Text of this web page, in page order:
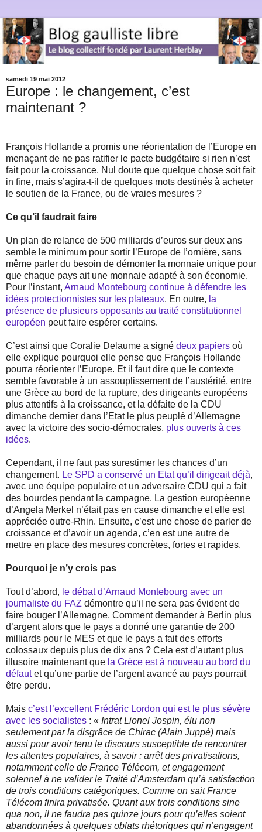
samedi 19 mai 2012
Europe : le changement, c’est
maintenant ?
François Hollande a promis une réorientation de l’Europe en
menaçant de ne pas ratifier le pacte budgétaire si rien n’est
fait pour la croissance. Nul doute que quelque chose soit fait
in fine, mais s’agira-t-il de quelques mots destinés à acheter
le soutien de la France, ou de vraies mesures ?
Ce qu’il faudrait faire
Un plan de relance de 500 milliards d’euros sur deux ans
semble le minimum pour sortir l’Europe de l’ornière, sans
même parler du besoin de démonter la monnaie unique pour
que chaque pays ait une monnaie adapté à son économie.
Pour l’instant, Arnaud Montebourg continue à défendre les
idées protectionnistes sur les plateaux. En outre, la
présence de plusieurs opposants au traité constitutionnel
européen peut faire espérer certains.
C’est ainsi que Coralie Delaume a signé deux papiers où
elle explique pourquoi elle pense que François Hollande
pourra réorienter l’Europe. Et il faut dire que le contexte
semble favorable à un assouplissement de l’austérité, entre
une Grèce au bord de la rupture, des dirigeants européens
plus attentifs à la croissance, et la défaite de la CDU
dimanche dernier dans l’Etat le plus peuplé d’Allemagne
avec la victoire des socio-démocrates, plus ouverts à ces
idées.
Cependant, il ne faut pas surestimer les chances d’un
changement. Le SPD a conservé un Etat qu’il dirigeait déjà,
avec une équipe populaire et un adversaire CDU qui a fait
des bourdes pendant la campagne. La gestion européenne
d’Angela Merkel n’était pas en cause dimanche et elle est
appréciée outre-Rhin. Ensuite, c’est une chose de parler de
croissance et d’avoir un agenda, c’en est une autre de
mettre en place des mesures concrètes, fortes et rapides.
Pourquoi je n’y crois pas
Tout d’abord, le débat d’Arnaud Montebourg avec un
journaliste du FAZ démontre qu’il ne sera pas évident de
faire bouger l’Allemagne. Comment demander à Berlin plus
d’argent alors que le pays a donné une garantie de 200
milliards pour le MES et que le pays a fait des efforts
colossaux depuis plus de dix ans ? Cela est d’autant plus
illusoire maintenant que la Grèce est à nouveau au bord du
défautet qu’une partie de l’argent avancé au pays pourrait
être perdu.
Mais c’est l’excellent Frédéric Lordon qui est le plus sévère
avec les socialistes : « Intrat Lionel Jospin, élu non
seulement par la disgrâce de Chirac (Alain Juppé) mais
aussi pour avoir tenu le discours susceptible de rencontrer
les attentes populaires, à savoir : arrêt des privatisations,
notamment celle de France Télécom, et engagement
solennel à ne valider le Traité d’Amsterdam qu’à satisfaction
de trois conditions catégoriques. Comme on sait France
Télécom finira privatisée. Quant aux trois conditions sine
qua non, il ne faudra pas quinze jours pour qu’elles soient
abandonnées à quelques oblats rhétoriques qui n’engagent